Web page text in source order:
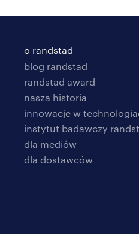
o randstad
blog randstad
randstad award
nasza historia
innowacje w
instytut badawczy
dla mediów
dla dostawców